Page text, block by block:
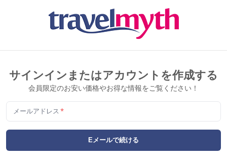
サインインまたはアカウントを作成する
会員限定のお安い価格やお得な情報をご覧ください！
メールアドレス *
Eメールで続ける